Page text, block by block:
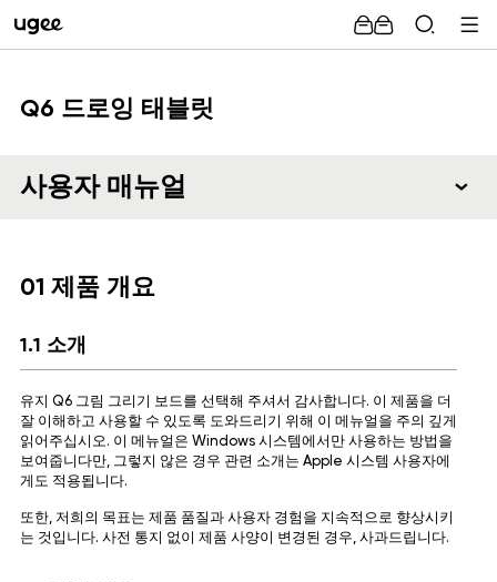
Q6 드로잉 태블릿
사용자 매뉴얼
01 제품 개요
1.1 소개
유지 Q6 그림 그리기 보드를 선택해 주셔서 감사합니다. 이 제품을 더
잘 이해하고 사용할 수 있도록 도와드리기 위해 이 메뉴얼을 주의 깊게
읽어주십시오. 이 메뉴얼은 Windows 시스템에서만 사용하는 방법을
보여줍니다만, 그렇지 않은 경우 관련 소개는 Apple 시스템 사용자에
게도 적용됩니다.
또한, 저희의 목표는 제품 품질과 사용자 경험을 지속적으로 향상시키
는 것입니다. 사전 통지 없이 제품 사양이 변경된 경우, 사과드립니다.